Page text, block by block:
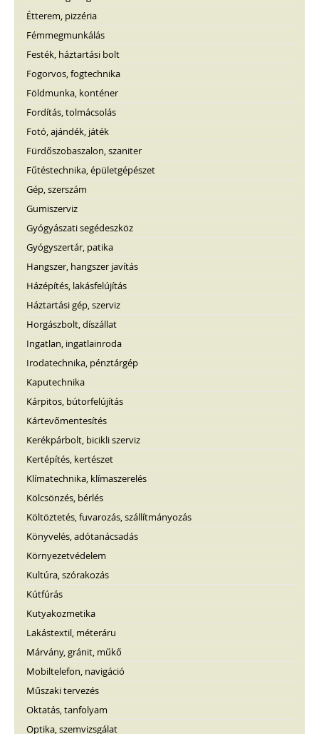
Étterem, pizzéria
Fémmegmunkálás
Festék, háztartási bolt
Fogorvos, fogtechnika
Földmunka, konténer
Fordítás, tolmácsolás
Fotó, ajándék, játék
Fürdőszobaszalon, szaniter
Fűtéstechnika, épületgépészet
Gép, szerszám
Gumiszerviz
Gyógyászati segédeszköz
Gyógyszertár, patika
Hangszer, hangszer javítás
Házépítés, lakásfelújítás
Háztartási gép, szerviz
Horgászbolt, díszállat
Ingatlan, ingatlainroda
Irodatechnika, pénztárgép
Kaputechnika
Kárpitos, bútorfelújítás
Kártevőmentesítés
Kerékpárbolt, bicikli szerviz
Kertépítés, kertészet
Klímatechnika, klímaszerelés
Kölcsönzés, bérlés
Költöztetés, fuvarozás, szállítmányozás
Könyvelés, adótanácsadás
Környezetvédelem
Kultúra, szórakozás
Kútfúrás
Kutyakozmetika
Lakástextil, méteráru
Márvány, gránit, műkő
Mobiltelefon, navigáció
Műszaki tervezés
Oktatás, tanfolyam
Optika, szemvizsgálat